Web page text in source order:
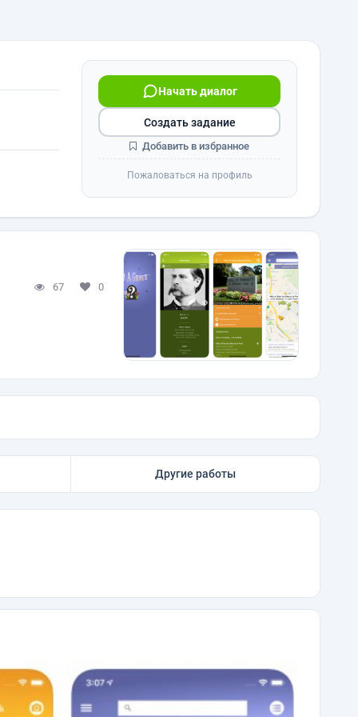
Начать диалог
Создать задание
Добавить в избранное
Пожаловаться на профиль
67 0
Другие работы